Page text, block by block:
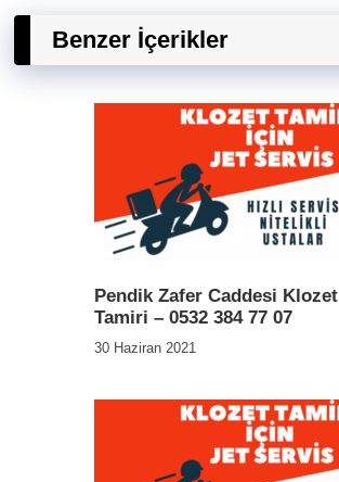
Benzer İçerikler
Pendik Zafer Caddesi Klozet
Tamiri – 0532 384 77 07
30 Haziran 2021